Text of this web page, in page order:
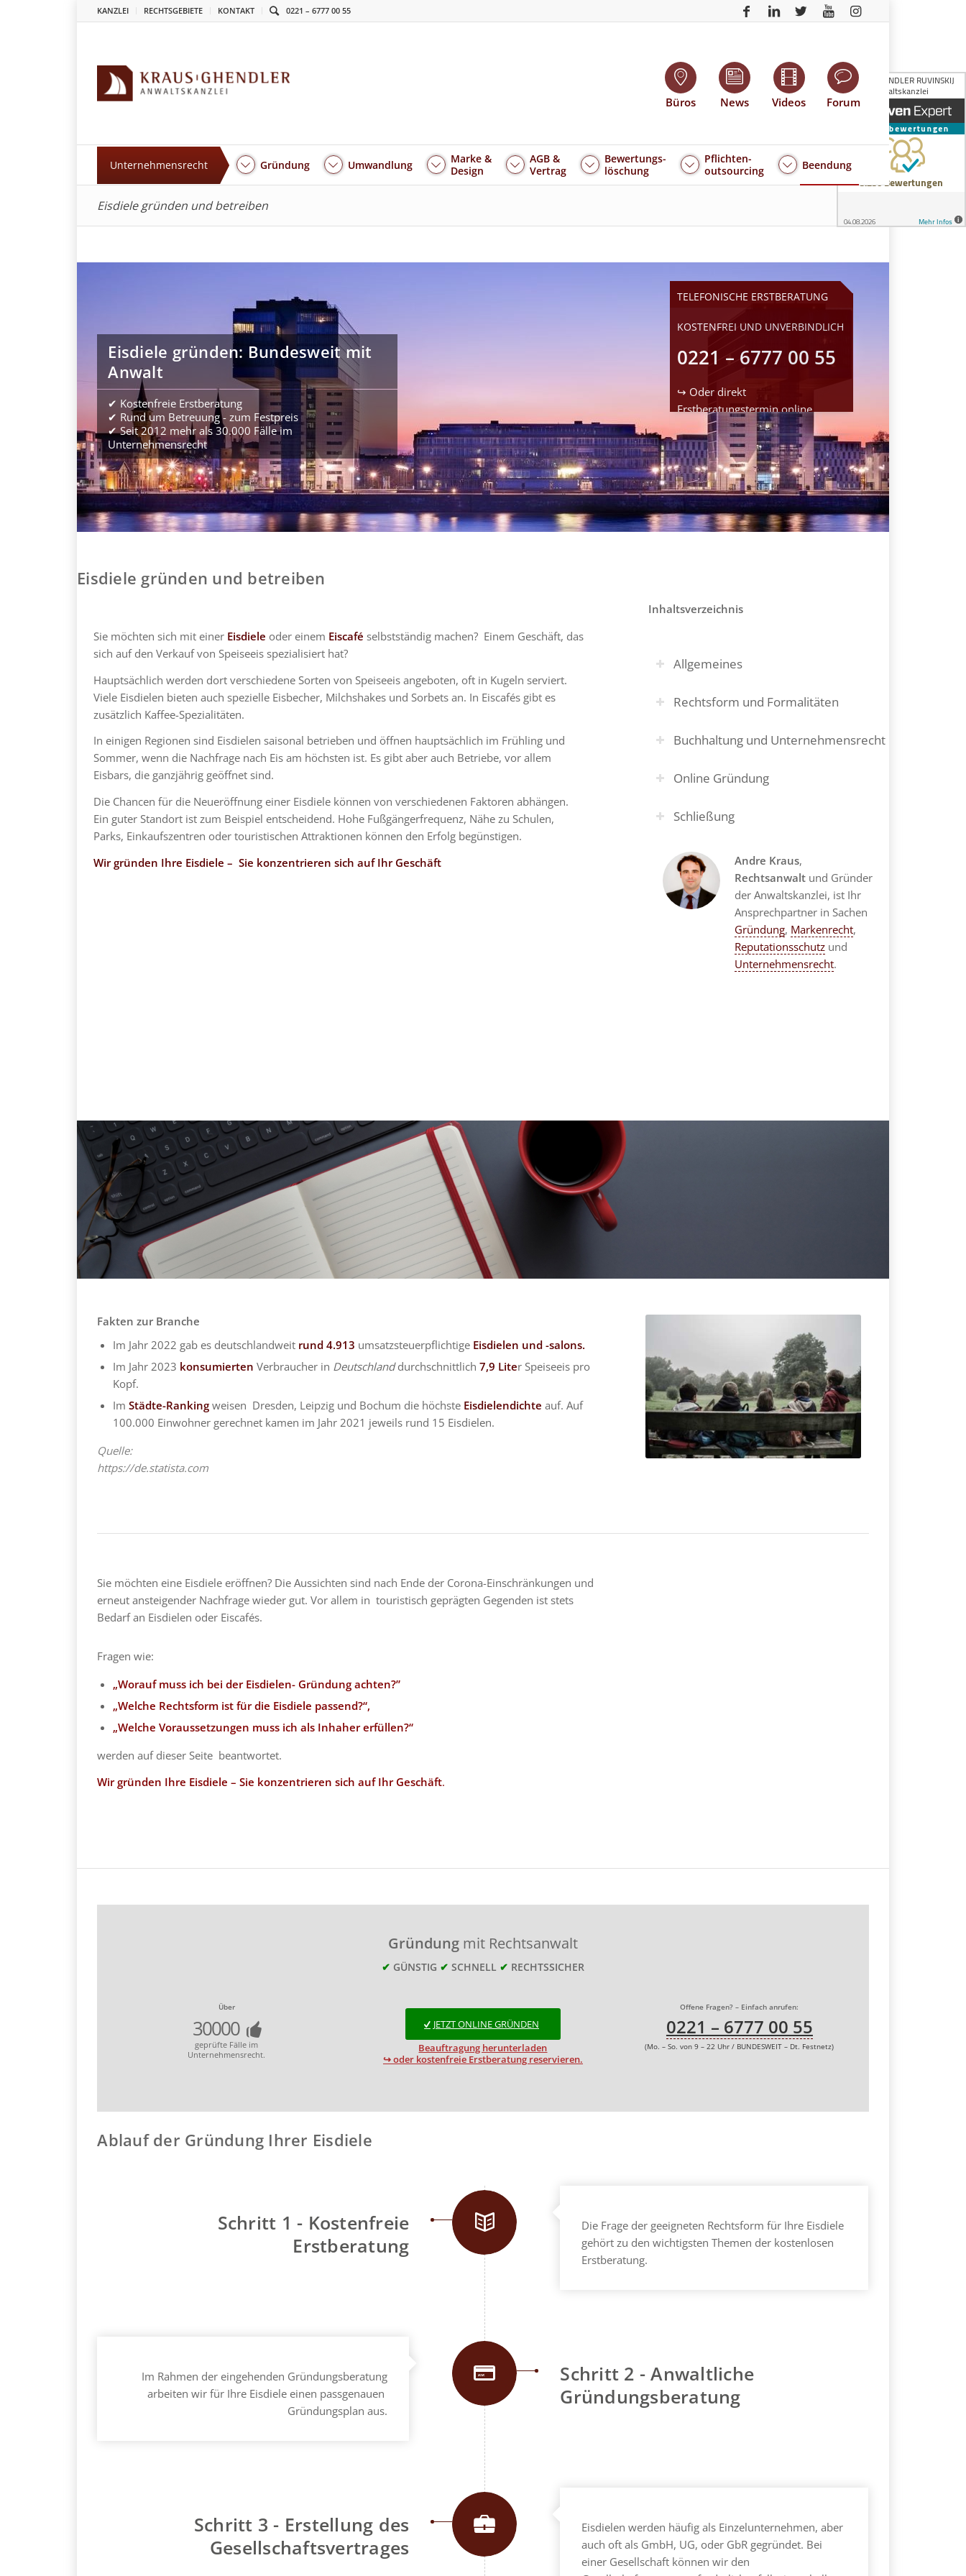
KANZLEI RECHTSGEBIETE KONTAKT 0221 – 6777 00 55
Büros News Videos Forum
Unternehmensrecht Gründung Umwandlung
Marke &
Design
AGB &
Vertrag
Bewertungs-
löschung
Pflichten-
outsourcing
Beendung
Eisdiele gründen und betreiben
Eisdiele gründen: Bundesweit mit
Anwalt
✔ Kostenfreie Erstberatung
✔ Rund um Betreuung - zum Festpreis
✔ Seit 2012 mehr als 30.000 Fälle im
Unternehmensrecht
TELEFONISCHE ERSTBERATUNG
KOSTENFREI UND UNVERBINDLICH
0221 – 6777 00 55
↪ Oder direkt
Erstberatungsterminonline
reservieren
Eisdiele gründen und betreiben
Sie möchten sich mit einer Eisdiele oder einem Eiscafé selbstständig machen? Einem Geschäft, das
sich auf den Verkauf von Speiseeis spezialisiert hat?
Hauptsächlich werden dort verschiedene Sorten von Speiseeis angeboten, oft in Kugeln serviert.
Viele Eisdielen bieten auch spezielle Eisbecher, Milchshakes und Sorbets an. In Eiscafés gibt es
zusätzlich Kaffee-Spezialitäten.
In einigen Regionen sind Eisdielen saisonal betrieben und öffnen hauptsächlich im Frühling und
Sommer, wenn die Nachfrage nach Eis am höchsten ist. Es gibt aber auch Betriebe, vor allem
Eisbars, die ganzjährig geöffnet sind.
Die Chancen für die Neueröffnung einer Eisdiele können von verschiedenen Faktoren abhängen.
Ein guter Standort ist zum Beispiel entscheidend. Hohe Fußgängerfrequenz, Nähe zu Schulen,
Parks, Einkaufszentren oder touristischen Attraktionen können den Erfolg begünstigen.
Wir gründen Ihre Eisdiele – Sie konzentrieren sich auf Ihr Geschäft
Inhaltsverzeichnis
Allgemeines
Rechtsform und Formalitäten
Buchhaltung und Unternehmensrecht
Online Gründung
Schließung
Andre Kraus,
Rechtsanwalt und Gründer
der Anwaltskanzlei, ist Ihr
Ansprechpartner in Sachen
Gründung, Markenrecht,
Reputationsschutz und
Unternehmensrecht.
Fakten zur Branche
Im Jahr 2022 gab es deutschlandweit rund 4.913 umsatzsteuerpflichtige Eisdielen und -salons.
Im Jahr 2023 konsumierten Verbraucher in Deutschlanddurchschnittlich7,9 Liter Speiseeis pro
Kopf.
ImStädte-Ranking weisen Dresden, Leipzig und Bochum die höchste Eisdielendichte auf. Auf
100.000 Einwohner gerechnet kamen im Jahr 2021 jeweils rund 15 Eisdielen.
Quelle:
https://de.statista.com
Sie möchten eine Eisdiele eröffnen? Die Aussichten sind nach Ende der Corona-Einschränkungen und
erneut ansteigender Nachfrage wieder gut. Vor allem in touristisch geprägten Gegenden ist stets
Bedarf an Eisdielen oder Eiscafés.
Fragen wie:
„Worauf muss ich bei der Eisdielen- Gründung achten?”
„Welche Rechtsform ist für die Eisdiele passend?“,
„Welche Voraussetzungen muss ich als Inhaher erfüllen?“
werden auf dieser Seite beantwortet.
Wir gründen Ihre Eisdiele – Sie konzentrieren sich auf Ihr Geschäft.
Gründung mit Rechtsanwalt
✔ GÜNSTIG ✔ SCHNELL ✔ RECHTSSICHER
Über
30000
geprüfte Fälle im
Unternehmensrecht.
JETZT ONLINE GRÜNDEN
Beauftragung herunterladen
↪ oder kostenfreie Erstberatung reservieren.
Offene Fragen? – Einfach anrufen:
0221 – 6777 00 55
(Mo. – So. von 9 – 22 Uhr / BUNDESWEIT – Dt. Festnetz)
Ablauf der Gründung Ihrer Eisdiele
Schritt 1 - Kostenfreie
Erstberatung
Die Frage der geeigneten Rechtsform für Ihre Eisdiele
gehört zu den wichtigsten Themen der kostenlosen
Erstberatung.
Im Rahmen der eingehenden Gründungsberatung
arbeiten wir für Ihre Eisdiele einen passgenauen
Gründungsplan aus.
Schritt 2 - Anwaltliche
Gründungsberatung
Schritt 3 - Erstellung des
Gesellschaftsvertrages
Eisdielen werden häufig als Einzelunternehmen, aber
auch oft als GmbH, UG, oder GbR gegründet. Bei
einer Gesellschaft können wir den